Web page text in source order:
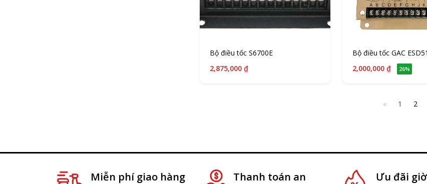
Bộ điều tốc S6700E
2,875,000 ₫
Bộ điều tốc GAC
2,000,000 ₫
26%
« 1 2
Miễn phí giao hàng
Thanh toán an
Ưu đãi